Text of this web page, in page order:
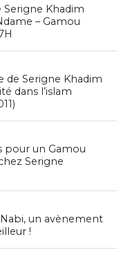
Serigne Khadim
– Gamou
de Serigne Khadim
dans l’islam
pour un Gamou
Serigne
un avènement
!